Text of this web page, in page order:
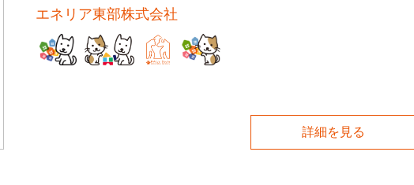
エネリア東部株式会社
詳細を見る